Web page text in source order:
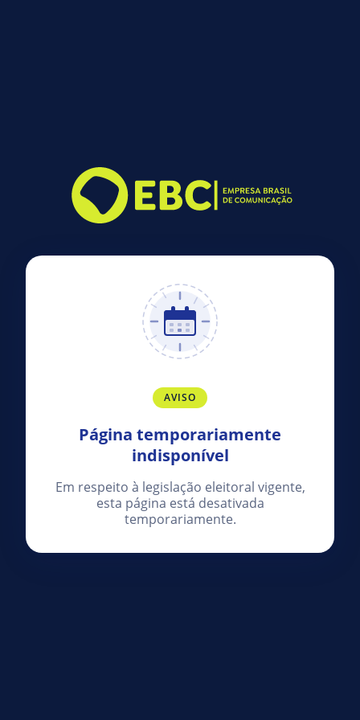
AVISO
Página temporariamente
indisponível
Em respeito à legislação eleitoral vigente,
esta página está desativada
temporariamente.